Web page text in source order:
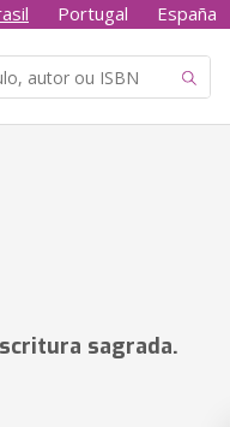
Portugal España
sagrada.